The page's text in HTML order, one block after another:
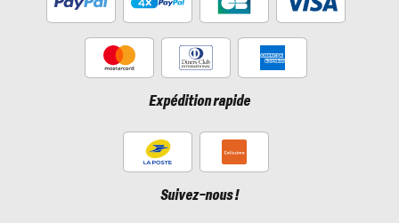
Expédition rapide
Suivez-nous !